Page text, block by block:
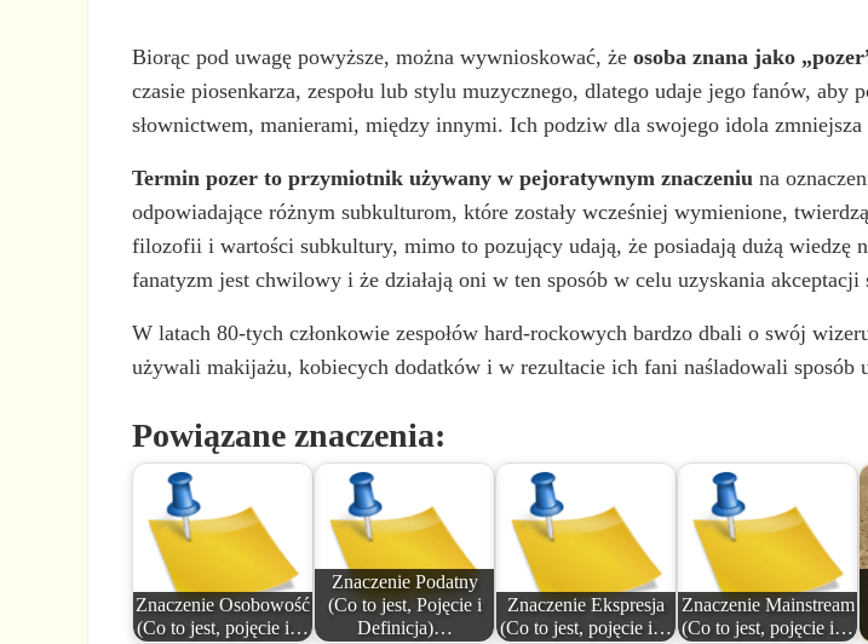
i
d
e
o
Biorąc pod uwagę powyższe, można wywnioskować, żeosoba znana jako
czasie piosenkarza, zespołu lub stylu muzycznego, dlatego udaje jego fanów,
słownictwem, manierami, między innymi. Ich podziw dla swojego idola
Termin pozer to przymiotnik używany w pejoratywnym znaczeniu na
odpowiadające różnym subkulturom, które zostały wcześniej wymienione,
filozofii i wartości subkultury, mimo to pozujący udają, że posiadają dużą wiedzę
fanatyzm jest chwilowy i że działają oni w ten sposób w celu uzyskania akceptacji
W latach 80-tych członkowie zespołów hard-rockowych bardzo dbali o swój
używali makijażu, kobiecych dodatków i w rezultacie ich fani naśladowali
Powiązane znaczenia:
Znaczenie Osobowość
(Co to jest, pojęcie i…
Znaczenie Podatny
(Co to jest, Pojęcie i
Definicja)…
Znaczenie Ekspresja
(Co to jest, pojęcie i…
Znaczenie Mainstream
(Co to jest, pojęcie i…